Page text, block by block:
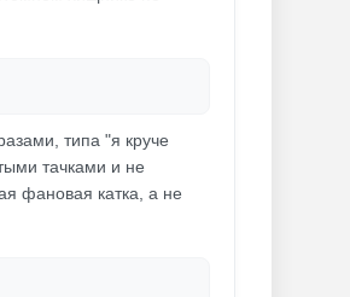
типа "я круче
тачками и не
фановая катка, а не